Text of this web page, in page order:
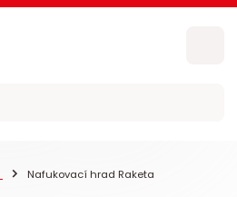
Nafukovací hrad Raketa